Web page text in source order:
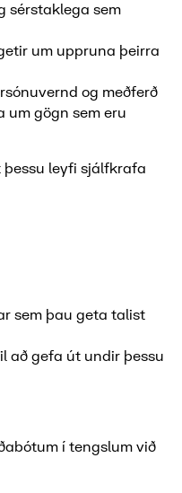
sérstaklega sem
um uppruna þeirra
og meðferð
gögn sem eru
leyfi sjálfkrafa
sem þau geta talist
að gefa út undir þessu
í tengslum við